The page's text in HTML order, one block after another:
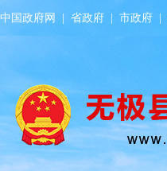
中国政府网 省政府 市政府